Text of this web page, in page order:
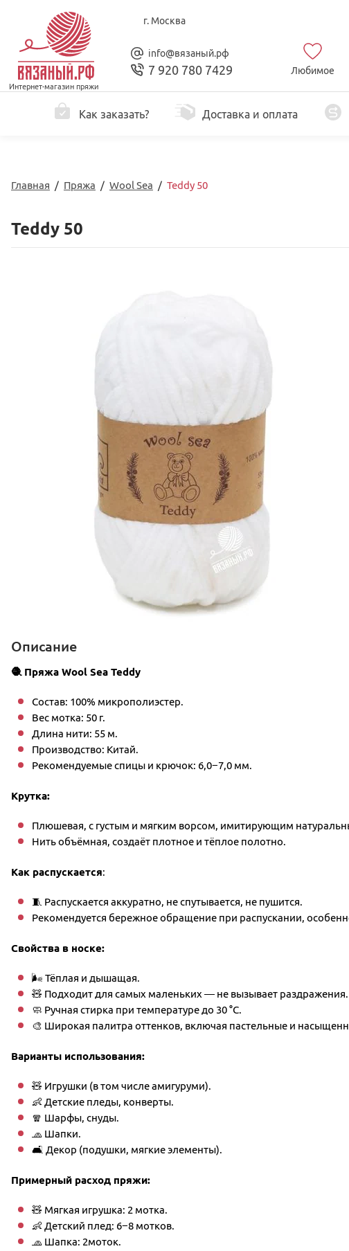
Интернет-магазин пряжи
г. Москва
info@вязаный.рф
7 920 780 7429 Любимое
Как заказать? Доставка и оплата
Главная / Пряжа / Wool Sea / Teddy 50
Teddy 50
Описание
🧶 Пряжа Wool Sea Teddy
Состав: 100% микрополиэстер.
Вес мотка: 50 г.
Длина нити: 55 м.
Производство: Китай.
Рекомендуемые спицы и крючок: 6,0−7,0 мм.
Крутка:
Плюшевая, с густым и мягким ворсом, имитирующим
Нить объёмная, создаёт плотное и тёплое полотно.
Как распускается:
🧵 Распускается аккуратно, не спутывается, не пушится.
Рекомендуется бережное обращение при распускании,
Свойства в носке:
🌬 Тёплая и дышащая.
🧸 Подходит для самых маленьких — не вызывает раздражения.
🧼 Ручная стирка при температуре до 30 °C.
🎨 Широкая палитра оттенков, включая пастельные и
Варианты использования:
🧸 Игрушки (в том числе амигуруми).
👶 Детские пледы, конверты.
🧣 Шарфы, снуды.
🧢 Шапки.
🛋 Декор (подушки, мягкие элементы).
Примерный расход пряжи:
🧸 Мягкая игрушка: 2 мотка.
👶 Детский плед: 6−8 мотков.
🧢 Шапка: 2моток.